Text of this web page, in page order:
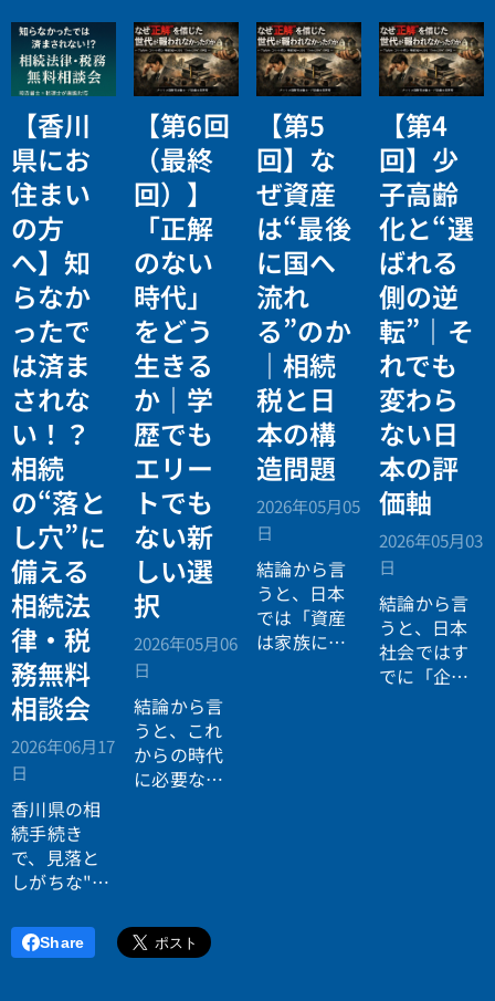
【香川
県にお
住まい
の方
へ】知
らなか
ったで
は済ま
されな
い！？
相続
の“落と
し穴”に
備える
相続法
律・税
務無料
相談会
2026年06月17
日
香川県の相
続手続き
で、見落と
しがちな"落
づいていま
すか？登
【第6回
（最終
回）】
「正解
のない
時代」
をどう
生きる
か｜学
歴でも
エリー
トでも
ない新
しい選
択
2026年05月06
日
結論から言
うと、これ
からの時代
に必要なの
です。
【第5
回】な
ぜ資産
は“最後
に国へ
流れ
る”のか
｜相続
税と日
本の構
造問題
2026年05月05
日
結論から言
うと、日本
では「資産
は家族に引
【第4
回】少
子高齢
化と“選
ばれる
側の逆
転”｜そ
れでも
変わら
ない日
本の評
価軸
2026年05月03
日
結論から言
うと、日本
社会ではす
でに「企業
Share